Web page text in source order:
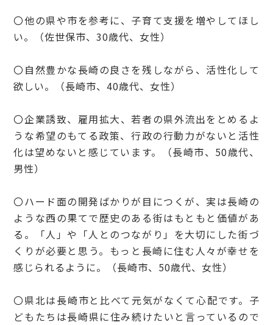
〇他の県や市を参考に、子育て支援を増やしてほし
い。（佐世保市、30歳代、女性）
〇自然豊かな長崎の良さを残しながら、活性化して
欲しい。（長崎市、40歳代、女性）
〇企業誘致、雇用拡大、若者の県外流出をとめるよ
うな希望のもてる政策、行政の行動力がないと活性
化は望めないと感じています。（長崎市、50歳代、
男性）
〇ハード面の開発ばかりが目につくが、実は長崎の
ような西の果てで歴史のある街はもともと価値があ
る。「人」や「人とのつながり」を大切にした街づ
くりが必要と思う。もっと長崎に住む人々が幸せを
感じられるように。（長崎市、50歳代、女性）
〇県北は長崎市と比べて元気がなくて心配です。子
どもたちは長崎県に住み続けたいと言っているので